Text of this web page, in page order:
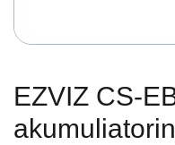
EZVIZ CS-